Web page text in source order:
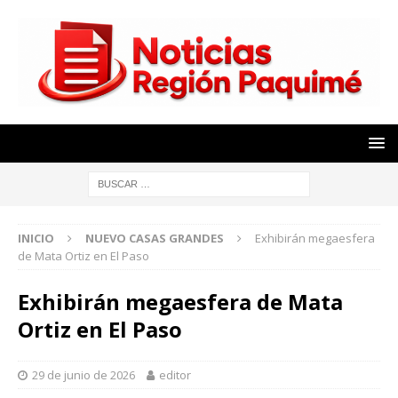
INICIO NUEVO CASAS GRANDES
Exhibirán megaesfera
de Mata Ortiz en El Paso
Exhibirán megaesfera de Mata
Ortiz en El Paso
29 de junio de 2026 editor